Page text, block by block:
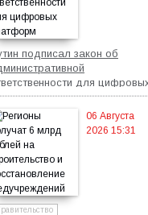
подписал закон об
для
06 Августа
2026 15:31